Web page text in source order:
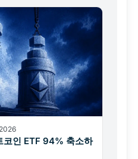
코인 ETF 94% 축소하